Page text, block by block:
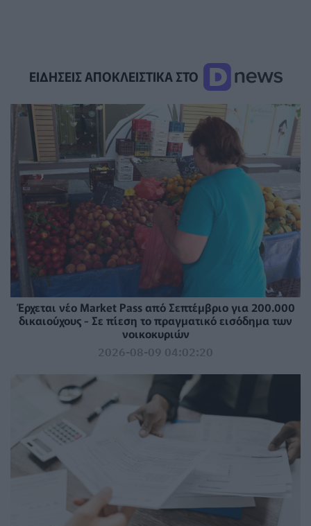
ΕΙΔΗΣΕΙΣ ΑΠΟΚΛΕΙΣΤΙΚΑ ΣΤΟ
Έρχεται νέο Market Pass από Σεπτέμβριο για 200.000
δικαιούχους - Σε πίεση το πραγματικό εισόδημα των
νοικοκυριών
2026-08-09 04:02:20